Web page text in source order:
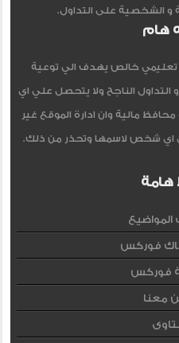
و الشخصية على التداول.
هام
تعليمي خالص يهدف الي توعية
التداول الناجح ولا يتحصل علي اي
مالية وان ادارة الموقع غير
اي شخص لاسمها وتحذر من ذلك.
هامة
المواضيع
فوركس
فوركس
معنا